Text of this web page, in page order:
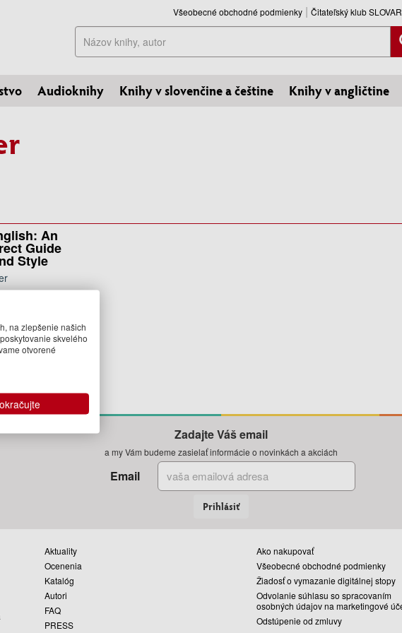
Všeobecné obchodné podmienky Čitateľský klub
Hľadať
Audioknihy Knihy v slovenčine a češtine Knihy v angličtine
An
Guide
Style
Zadajte Váš email
a my Vám budeme zasielať informácie o novinkách a akciách
Email
Prihlásiť
Aktuality
Ocenenia
Katalóg
Autori
FAQ
PRESS
Ako nakupovať
Všeobecné obchodné podmienky
Žiadosť o vymazanie digitálnej stopy
Odvolanie súhlasu so spracovaním
osobných údajov na marketingové
Odstúpenie od zmluvy
na zlepšenie našich
skvelého
otvorené